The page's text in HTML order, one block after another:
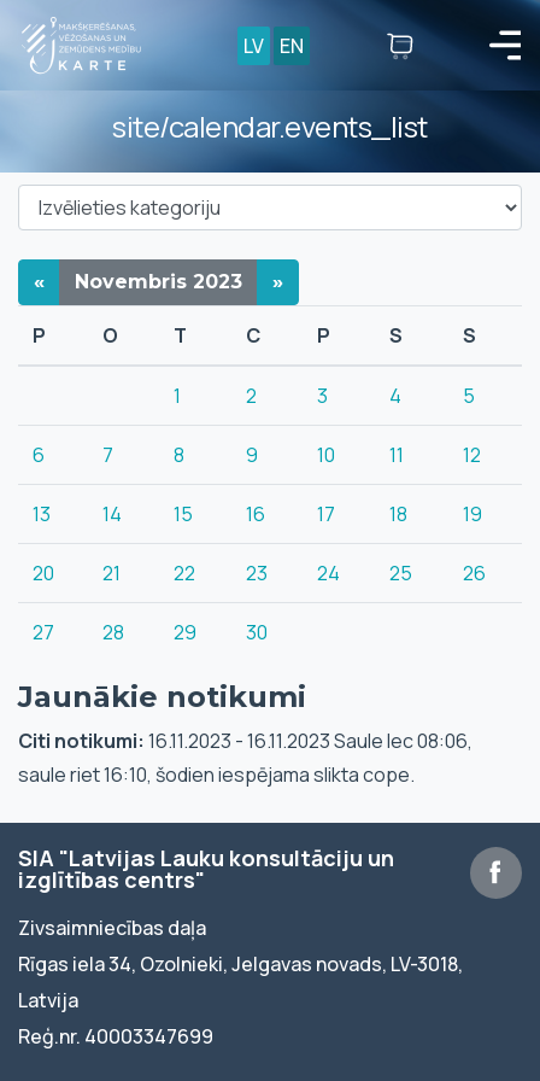
LV EN
site/calendar.events_list
« Novembris 2023 »
P O T C P S S
1 2 3 4 5
6 7 8 9 10 11 12
13 14 15 16 17 18 19
20 21 22 23 24 25 26
27 28 29 30
Jaunākie notikumi
Citi notikumi: 16.11.2023 - 16.11.2023 Saule lec 08:06,
saule riet 16:10, šodien iespējama slikta cope.
SIA "Latvijas Lauku konsultāciju un
izglītības centrs"
Zivsaimniecības daļa
Rīgas iela 34, Ozolnieki, Jelgavas novads, LV-3018,
Latvija
Reģ.nr. 40003347699